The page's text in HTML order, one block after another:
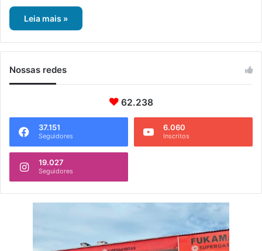
Leia mais »
Nossas redes
62.238
37.151
Seguidores
6.060
Inscritos
19.027
Seguidores